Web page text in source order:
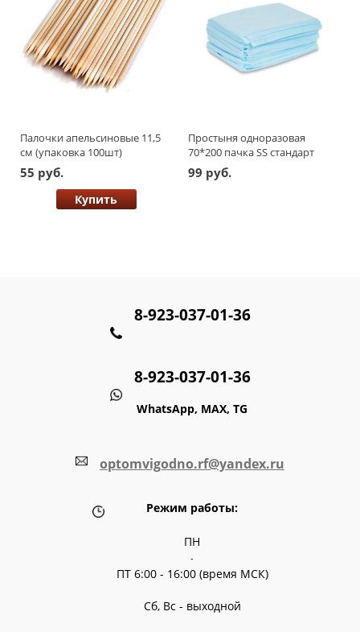
Палочки апельсиновые 11,5
см (упаковка 100шт)
55 руб.
Купить
Простыня одноразовая
70*200 пачка SS стандарт
голубой 10шт.
99 руб.
8-923-037-01-36
8-923-037-01-36
WhatsApp, MAX, TG
optomvigodno.rf@yandex.ru
Режим работы:
ПН
-
ПТ 6:00 - 16:00 (время МСК)
Сб, Вс - выходной